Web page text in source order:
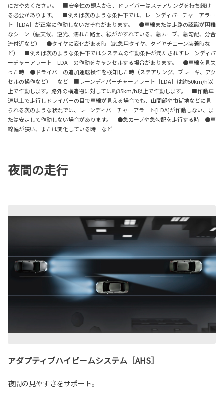
におやめください。 ■安全性の観点から、ドライバーはステアリングを持ち続け
る必要があります。 ■例えば次のような条件下では、レーンディパーチャーアラー
ト［LDA］が正常に作動しないおそれがあります。 ●車線または走路の認識が困難
なシーン（悪天候、逆光、濡れた路面、線がかすれている、急カーブ、急勾配、分合
流付近など） ●タイヤに変化がある時（応急用タイヤ、タイヤチェーン装着時な
ど） ■例えば次のような条件下ではシステムの作動条件が満たされずレーンディパ
ーチャーアラート［LDA］の作動をキャンセルする場合があります。 ●車線を見失
った時 ●ドライバーの追加運転操作を検知した時（ステアリング、ブレーキ、アク
セルの操作など） など ■レーンディパーチャーアラート［LDA］は約50km/h以
上で作動します。路外の構造物に対しては約35km/h以上で作動します。 ■作動車
速以上で走行しドライバーの目で車線が見える場合でも、山間部や市街地などに見
られる次のような状況では、レーンディパーチャーアラート[LDA]が作動しない、ま
たは安定して作動しない場合があります。 ●急カーブや急勾配を走行する時 ●車
線幅が狭い、または変化している時 など
夜間の走行
アダプティブハイビームシステム［AHS］
夜間の見やすさをサポート。